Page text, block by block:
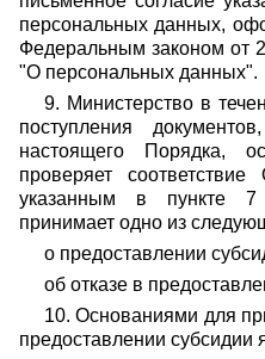
персональных данных,
Федеральным законом от
"О персональных данных".
9. Министерство в
поступления
настоящего Порядка,
проверяет
указанным в пункте
принимает одно из
о предоставлении
об отказе в
10. Основаниями для
предоставлении субсидии